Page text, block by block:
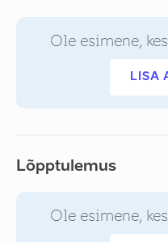
Ole esimene,
LISA
Lõpptulemus
Ole esimene,